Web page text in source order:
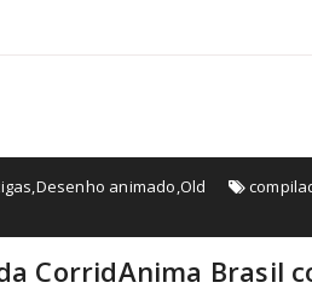
,Desenho animado,Old
CorridAnima Brasil